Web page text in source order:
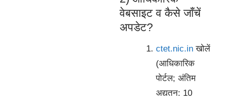
वेबसाइट व कैसे जाँचें
अपडेट?
ctet.nic.in खोलें
(आधिकारिक
पोर्टल; अंतिम
अद्यतन: 10